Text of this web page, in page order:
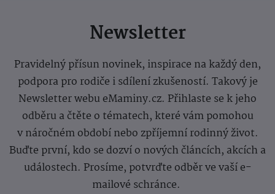
Newsletter
Pravidelný přísun novinek, inspirace na každý den,
podpora pro rodiče i sdílení zkušeností. Takový je
Newsletter webu eMaminy.cz. Přihlaste se k jeho
odběru a čtěte o tématech, které vám pomohou
v náročném období nebo zpříjemní rodinný život.
Buďte první, kdo se dozví o nových článcích, akcích a
událostech. Prosíme, potvrďte odběr ve vaší e-
mailové schránce.